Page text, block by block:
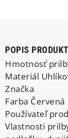
POPIS
Hmotnosť
Materiál
Značka
Farba Červená
Používateľ
Vlastnosti